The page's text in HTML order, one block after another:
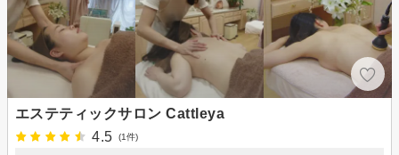
エステティックサロン Cattleya
4.5
(1件)